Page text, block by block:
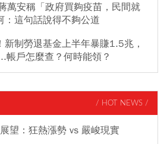
萬安稱「政府買夠疫苗，民間就
：這句話說得不夠公道
制勞退基金上半年暴賺1.5兆，
帳戶怎麼查？何時能領？
/ HOT NEWS /
望：狂熱漲勢 vs 嚴峻現實